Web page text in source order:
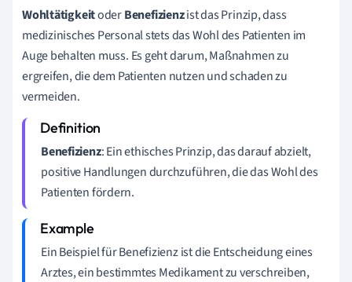
WohltätigkeitoderBenefizienzist das Prinzip, dass
medizinisches Personal stets das Wohl des Patienten im
Auge behalten muss. Es geht darum, Maßnahmen zu
ergreifen, die dem Patienten nutzen und schaden zu
vermeiden.
Benefizienz: Ein ethisches Prinzip, das darauf abzielt,
positive Handlungen durchzuführen, die das Wohl des
Patienten fördern.
Ein Beispiel für Benefizienz ist die Entscheidung eines
Arztes, ein bestimmtes Medikament zu verschreiben,